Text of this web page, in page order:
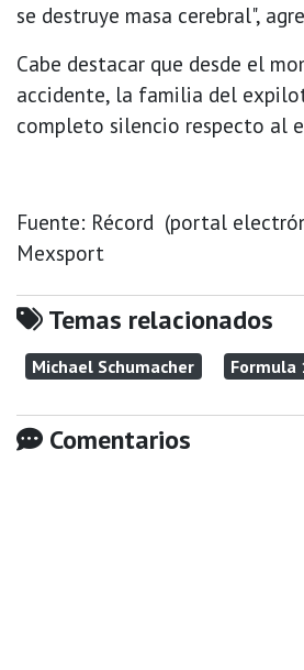
se destruye masa cerebral",
Cabe destacar que desde el
accidente, la familia del
completo silencio respecto al
Fuente: Récord (portal
Mexsport
Temas relacionados
Michael Schumacher Formula
Comentarios